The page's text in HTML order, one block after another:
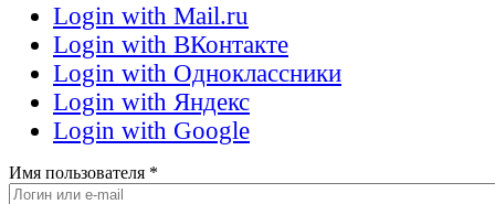
Login with Mail.ru
Login with ВКонтакте
Login with Одноклассники
Login with Яндекс
Login with Google
Имя пользователя *